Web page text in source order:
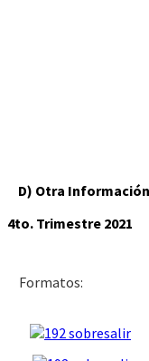
D) Otra
4to. Trimestre 2021
Formatos: